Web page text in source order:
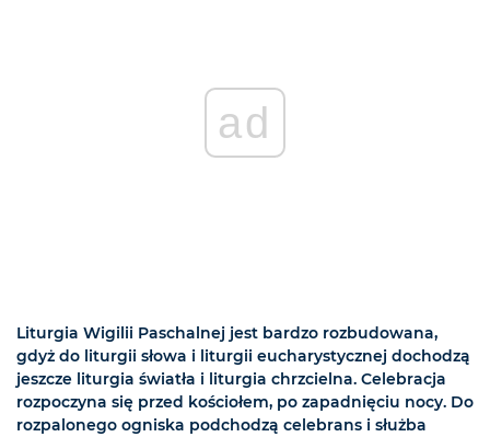
ad
Liturgia Wigilii Paschalnej jest bardzo rozbudowana,
gdyż do liturgii słowa i liturgii eucharystycznej dochodzą
jeszcze liturgia światła i liturgia chrzcielna. Celebracja
rozpoczyna się przed kościołem, po zapadnięciu nocy. Do
rozpalonego ogniska podchodzą celebrans i służba